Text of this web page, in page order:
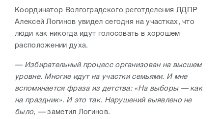
Координатор Волгоградского реготделения ЛДПР
Алексей Логинов увидел сегодня на участках, что
люди как никогда идут голосовать в хорошем
расположении духа.
— Избирательный процесс организован на высшем
уровне. Многие идут на участки семьями. И мне
вспоминается фраза из детства: «На выборы — как
на праздник». И это так. Нарушений выявлено не
было, —заметил Логинов.